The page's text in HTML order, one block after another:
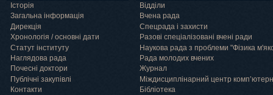
Історія
Загальна інформація
Дирекція
Хронологія / основні дати
Статут інституту
Наглядова рада
Почесні доктори
Публічні закупівлі
Контакти
Відділи
Вчена рада
Спецрада і захисти
Разові спеціалізовані вчені ради
Наукова рада з проблеми "Фізика
Рада молодих вчених
Журнал
Міждисциплінарний центр
Бібліотека